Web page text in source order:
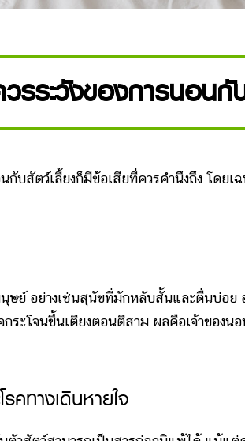
วรระวังของการนอน
ตว์เลี้ยงก็มีข้อเสียที่ควรคำนึงถึง โดยเ
อย่างเช่นสุนัขที่มักหลับสั้นและตื่นบ่อย
ระโจนขึ้นเตียงตอนตีสาม ผลคือเจ้าของ
คทางเดินหายใจ